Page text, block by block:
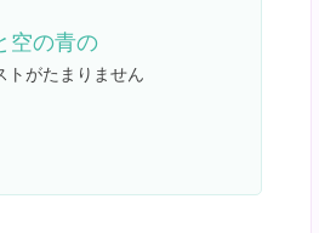
空の青の
トがたまりません